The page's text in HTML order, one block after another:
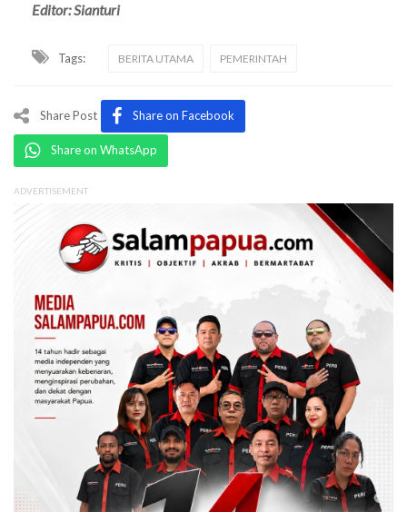
Editor: Sianturi
Tags: BERITA UTAMA PEMERINTAH
Share Post Share on Facebook
Share on WhatsApp
ADVERTISEMENT